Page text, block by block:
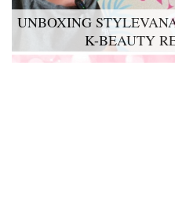
UNBOXING
K-BEAUTY